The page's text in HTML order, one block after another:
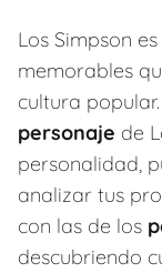
Los Simpson
memorables
cultura
personaje de
personalidad,
analizar tus
con las de los
descubriendo